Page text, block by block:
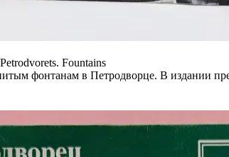
Fountains
фонтанам в Петродворце. В издании
всех, кто интересуется историей и